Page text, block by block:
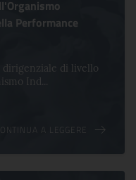
Performance
di livello
Ind...
CONTINUA A LEGGERE